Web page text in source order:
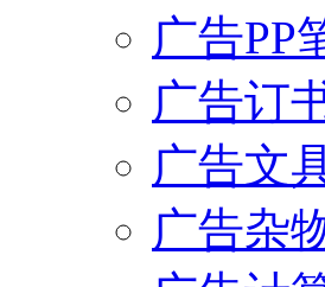
广告PP
广告订
广告文
广告杂